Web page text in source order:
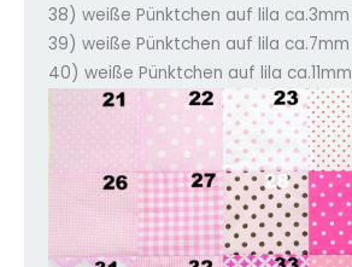
38) weiße Pünktchen auf lila ca.3mm
39) weiße Pünktchen auf lila ca.7mm
40) weiße Pünktchen auf lila ca.11mm